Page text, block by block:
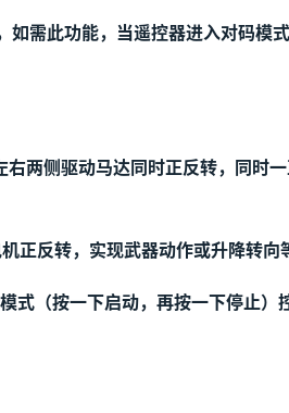
需此功能，当遥控器进入对码模
右两侧驱动马达同时正反转，同时
正反转，实现武器动作或升降转向
式（按一下启动，再按一下停止